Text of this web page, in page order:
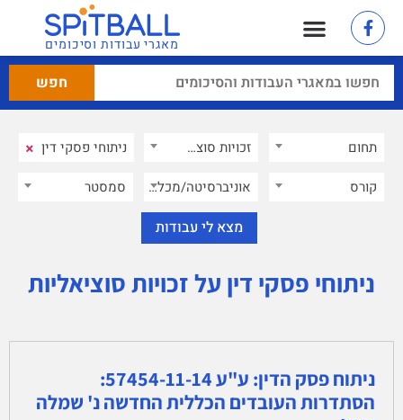
מאגרי עבודות וסיכומים
תחום זכויות סוציאליות ×
קורס אוניברסיטה/מכללה סמסטר
ניתוחי פסקי דין על זכויות סוציאליות
ניתוח פסק הדין: ע"ע 57454-11-14:
הסתדרות העובדים הכללית החדשה נ' שמלה